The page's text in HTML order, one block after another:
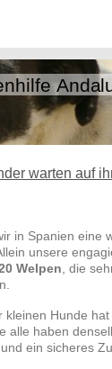
warten auf
in Spanien eine
unsere
Welpen , die
kleinen Hunde
alle haben
ein sicheres